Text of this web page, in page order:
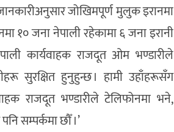
जोखिमपूर्ण मुलुक इरानमा
१० जना नेपाली रहेकामा ६ जना इरानी
कार्यवाहक राजदूत ओम भण्डारीले
सुरक्षित हुनुहुन्छ । हामी उहाँहरूसँग
राजदूत भण्डारीले टेलिफोनमा भने,
सम्पर्कमा छौँ ।’